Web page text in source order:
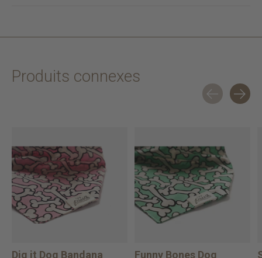
Produits connexes
Dig it Dog Bandana
Funny Bones Dog